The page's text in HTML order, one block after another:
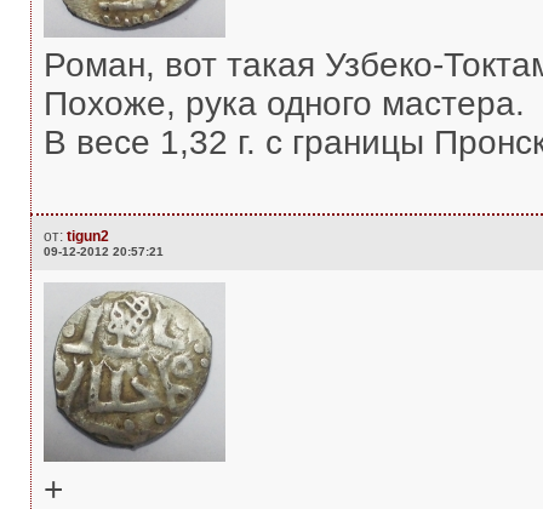
Роман, вот такая Узбеко-
Похоже, рука одного мастера.
В весе 1,32 г. с границы
от: tigun2
09-12-2012 20:57:21
+